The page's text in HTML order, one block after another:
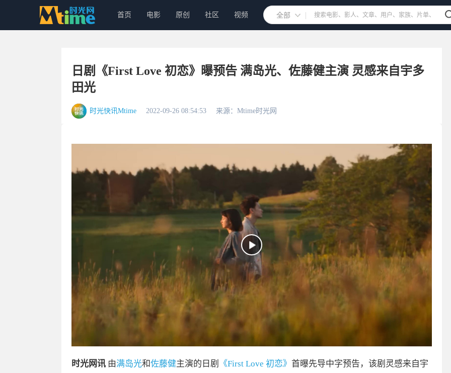
首页 电影 原创 社区 视频 全部
日剧《First Love 初恋》曝预告 满岛光、佐藤健主演 灵感来自宇多
田光
时光快讯Mtime 2022-09-26 08:54:53 来源：Mtime时光网
时光网讯 由满岛光和佐藤健主演的日剧 《First Love 初恋》 首曝先导中字预告，该剧灵感来自宇